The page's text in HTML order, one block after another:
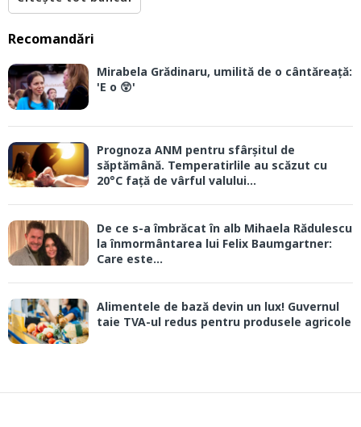
Recomandări
Mirabela Grădinaru, umilită de o cântăreață:
'E o 😲'
Prognoza ANM pentru sfârșitul de
săptămână. Temperatirlile au scăzut cu
20°C față de vârful valului...
De ce s-a îmbrăcat în alb Mihaela Rădulescu
la înmormântarea lui Felix Baumgartner:
Care este...
Alimentele de bază devin un lux! Guvernul
taie TVA-ul redus pentru produsele agricole